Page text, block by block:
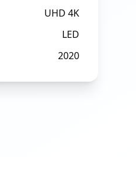
UHD 4K
LED
2020